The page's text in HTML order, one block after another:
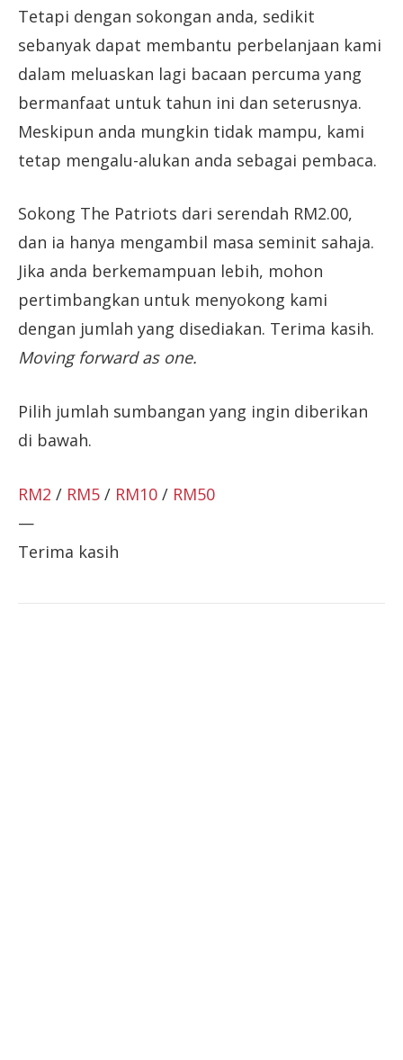
Tetapi dengan sokongan anda, sedikit
sebanyak dapat membantu perbelanjaan kami
dalam meluaskan lagi bacaan percuma yang
bermanfaat untuk tahun ini dan seterusnya.
Meskipun anda mungkin tidak mampu, kami
tetap mengalu-alukan anda sebagai pembaca.
Sokong The Patriots dari serendah RM2.00,
dan ia hanya mengambil masa seminit sahaja.
Jika anda berkemampuan lebih, mohon
pertimbangkan untuk menyokong kami
dengan jumlah yang disediakan. Terima kasih.
Moving forward as one.
Pilih jumlah sumbangan yang ingin diberikan
di bawah.
RM2 / RM5 / RM10 / RM50
—
Terima kasih